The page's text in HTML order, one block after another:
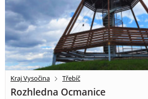
Kraj Vysočina Třebíč
Rozhledna Ocmanice